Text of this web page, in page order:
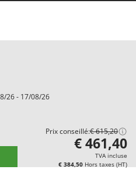
des olives et la taille
- Extirpateurs
26 - 17/08/26
Prix conseillé:€ 615,20
€ 461,40
TVA incluse
€ 384,50 Hors taxes (HT)